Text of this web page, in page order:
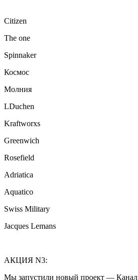
Citizen
The one
Spinnaker
Космос
Молния
LDuchen
Kraftworxs
Greenwich
Rosefield
Adriatica
Aquatico
Swiss Military
Jacques Lemans
АКЦИЯ N3:
Мы запустили новый проект — Канал